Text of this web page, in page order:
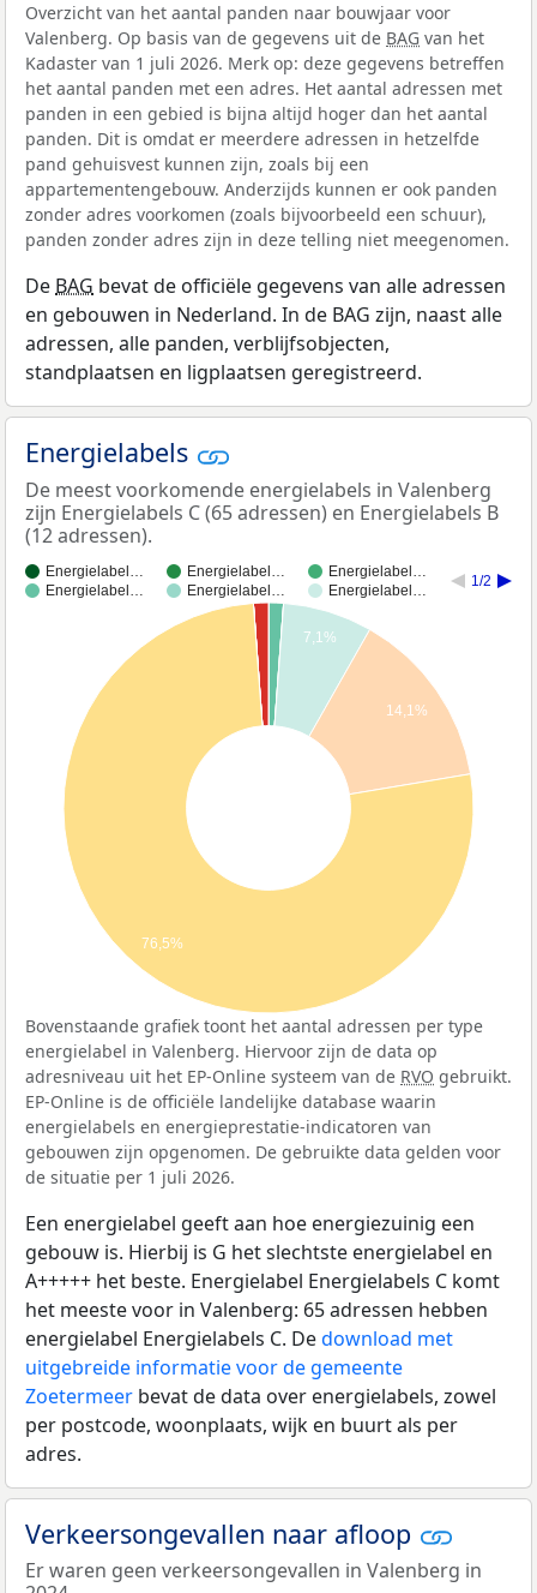
Overzicht van het aantal panden naar bouwjaar voor
Valenberg. Op basis van de gegevens uit de BAG van het
Kadaster van 1 juli 2026. Merk op: deze gegevens betreffen
het aantal panden met een adres. Het aantal adressen met
panden in een gebied is bijna altijd hoger dan het aantal
panden. Dit is omdat er meerdere adressen in hetzelfde
pand gehuisvest kunnen zijn, zoals bij een
appartementengebouw. Anderzijds kunnen er ook panden
zonder adres voorkomen (zoals bijvoorbeeld een schuur),
panden zonder adres zijn in deze telling niet meegenomen.
De BAG bevat de officiële gegevens van alle adressen
en gebouwen in Nederland. In de BAG zijn, naast alle
adressen, alle panden, verblijfsobjecten,
standplaatsen en ligplaatsen geregistreerd.
Energielabels
De meest voorkomende energielabels in Valenberg
zijn Energielabels C (65 adressen) en Energielabels B
(12 adressen).
Energielabel… Energielabel…
Energielabel…
Energielabel…
Energielabel… Energielabel…
1/2
7,1%
14,1%
76,5%
Bovenstaande grafiek toont het aantal adressen per type
energielabel in Valenberg. Hiervoor zijn de data op
adresniveau uit het EP-Online systeem van de RVO gebruikt.
EP-Online is de officiële landelijke database waarin
energielabels en energieprestatie-indicatoren van
gebouwen zijn opgenomen. De gebruikte data gelden voor
de situatie per 1 juli 2026.
Een energielabel geeft aan hoe energiezuinig een
gebouw is. Hierbij is G het slechtste energielabel en
A+++++ het beste. Energielabel Energielabels C komt
het meeste voor in Valenberg: 65 adressen hebben
energielabel Energielabels C. Dedownload met
uitgebreide informatie voor de gemeente
Zoetermeer bevat de data over energielabels, zowel
per postcode, woonplaats, wijk en buurt als per
adres.
Verkeersongevallen naar afloop
Er waren geen verkeersongevallen in Valenberg in